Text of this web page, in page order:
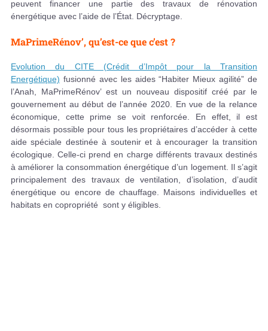
peuvent financer une partie des travaux de rénovation
énergétique avec l’aide de l’État. Décryptage.
MaPrimeRénov’, qu’est-ce que c’est ?
Evolution du CITE (Crédit d’Impôt pour la Transition
Energétique) fusionné avec les aides “Habiter Mieux agilité” de
l’Anah, MaPrimeRénov’ est un nouveau dispositif créé par le
gouvernement au début de l’année 2020. En vue de la relance
économique, cette prime se voit renforcée. En effet, il est
désormais possible pour tous les propriétaires d’accéder à cette
aide spéciale destinée à soutenir et à encourager la transition
écologique. Celle-ci prend en charge différents travaux destinés
à améliorer la consommation énergétique d’un logement. Il s’agit
principalement des travaux de ventilation, d’isolation, d’audit
énergétique ou encore de chauffage. Maisons individuelles et
habitats en copropriété sont y éligibles.